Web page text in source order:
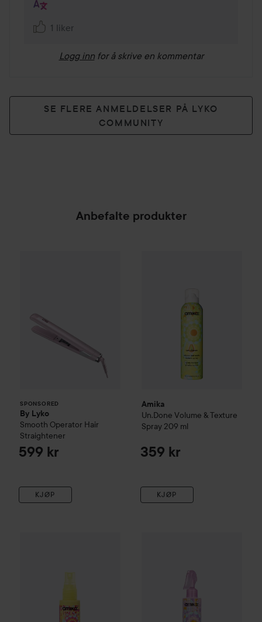
1 liker
Logg inn for å skrive en kommentar
SE FLERE ANMELDELSER PÅ LYKO
COMMUNITY
Anbefalte produkter
SPONSORED
By Lyko
Smooth Operator Hair
Straightener
599 kr
KJØP
Amika
Un.Done Volume & Texture
Spray 209 ml
359 kr
KJØP